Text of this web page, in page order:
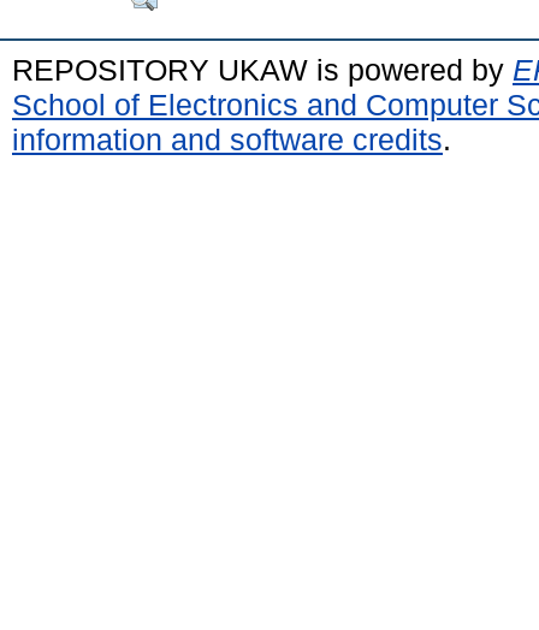
REPOSITORY UKAW is powered by
School of Electronics and Computer
information and software credits.